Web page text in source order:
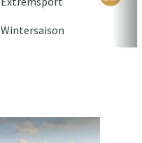
Wintersaison